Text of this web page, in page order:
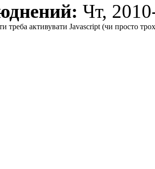
Чт,
треба активувати Javascript (чи просто